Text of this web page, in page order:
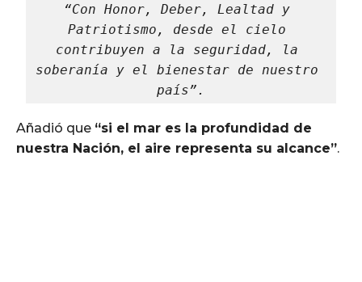
“Con Honor, Deber, Lealtad y
Patriotismo, desde el cielo
contribuyen a la seguridad, la
soberanía y el bienestar de nuestro
país”.
Añadió que “si el mar es la profundidad de
nuestra Nación, el aire representa su alcance”.